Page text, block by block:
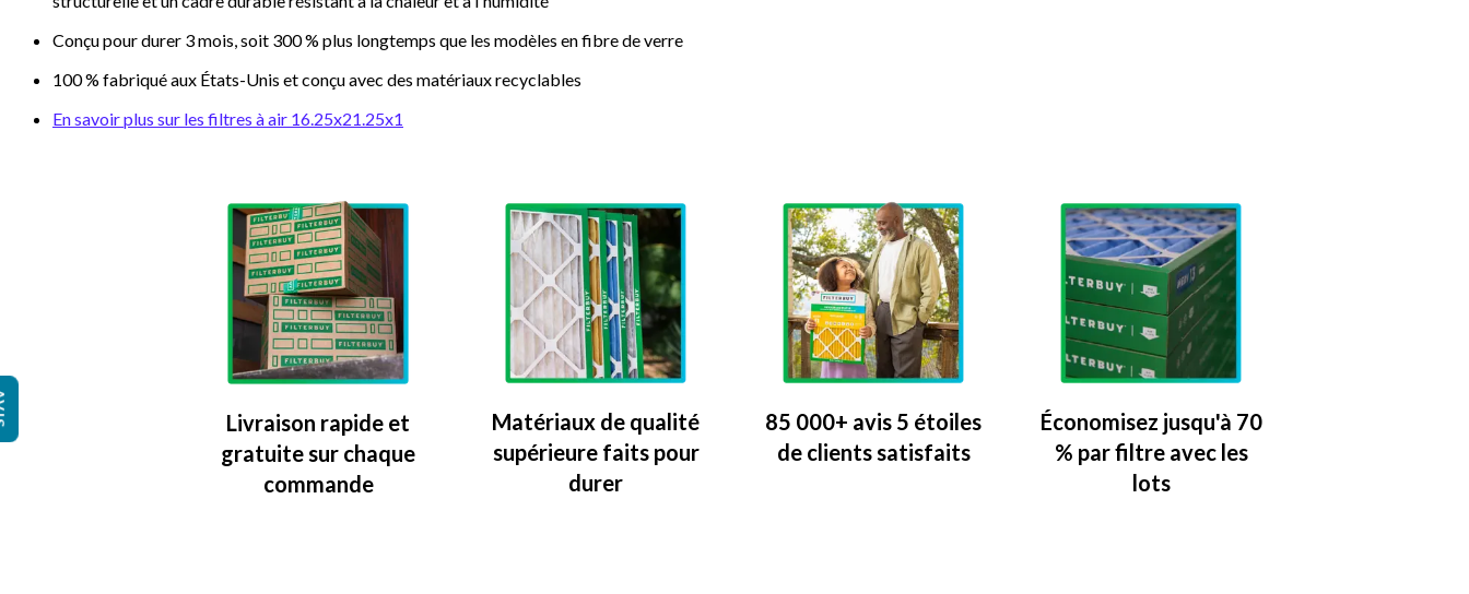
Conçu pour durer 3 mois, soit 300 % plus longtemps que les modèles en fibre de verre
100 % fabriqué aux États-Unis et conçu avec des matériaux recyclables
En savoir plus sur les filtres à air 16.25x21.25x1
Livraison rapide et
gratuite sur chaque
commande
Matériaux de qualité
supérieure faits pour
durer
85 000+ avis 5 étoiles
de clients satisfaits
Économisez jusqu'à 70
% par filtre avec les
lots